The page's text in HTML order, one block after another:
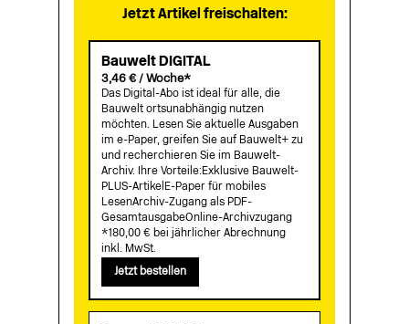
Jetzt Artikel freischalten:
Bauwelt DIGITAL
3,46 € / Woche*
Das Digital-Abo ist ideal für alle, die
Bauwelt ortsunabhängig nutzen
möchten. Lesen Sie aktuelle Ausgaben
im e-Paper, greifen Sie auf Bauwelt+ zu
und recherchieren Sie im Bauwelt-
Archiv. Ihre Vorteile:Exklusive Bauwelt-
PLUS-ArtikelE-Paper für mobiles
LesenArchiv-Zugang als PDF-
GesamtausgabeOnline-Archivzugang
*180,00 € bei jährlicher Abrechnung
inkl. MwSt.
Jetzt bestellen